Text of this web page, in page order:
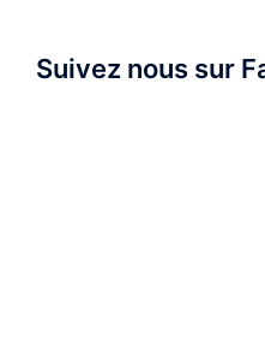
Suivez nous sur